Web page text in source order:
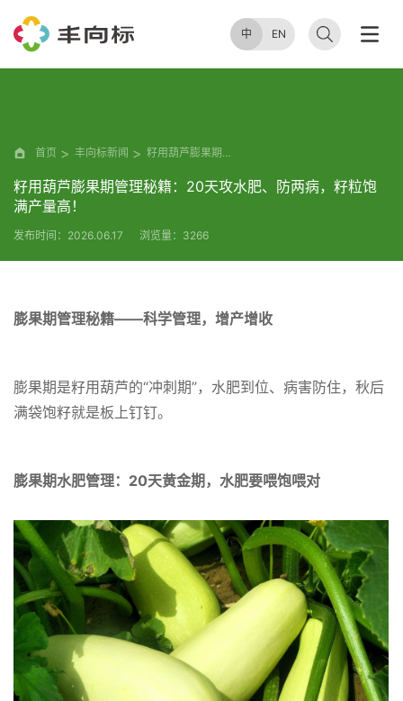
中 EN
首页 丰向标新闻 籽用葫芦膨果期管理秘籍：20天攻水肥、防两病，籽粒饱满产量高！
籽用葫芦膨果期管理秘籍：20天攻水肥、防两病，籽粒饱
满产量高！
发布时间：2026.06.17 浏览量：3266
膨果期管理秘籍——科学管理，增产增收
膨果期是籽用葫芦的“冲刺期”，水肥到位、病害防住，秋后
满袋饱籽就是板上钉钉。
膨果期水肥管理：20天黄金期，水肥要喂饱喂对